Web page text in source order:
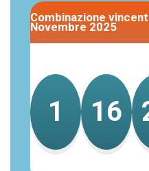
Combinazione
Novembre 2025
1 16